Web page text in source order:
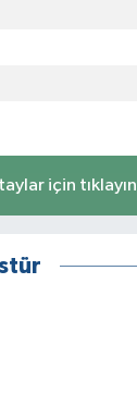
için tıklayın